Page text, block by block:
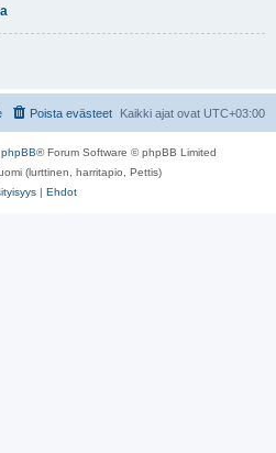
Kaikki ajat ovat UTC+03:00
Poista evästeet
phpBB® Forum Software © phpBB Limited
(lurttinen, harritapio, Pettis)
| Ehdot